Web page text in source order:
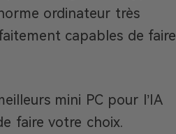
ordinateur très
capables de faire
mini PC pour l’IA
faire votre choix.